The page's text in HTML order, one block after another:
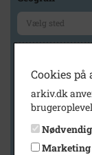
Vis kun med
Vis kun
Vis kun med
Cookies
arkiv.dk
Nødvendig
Marketing